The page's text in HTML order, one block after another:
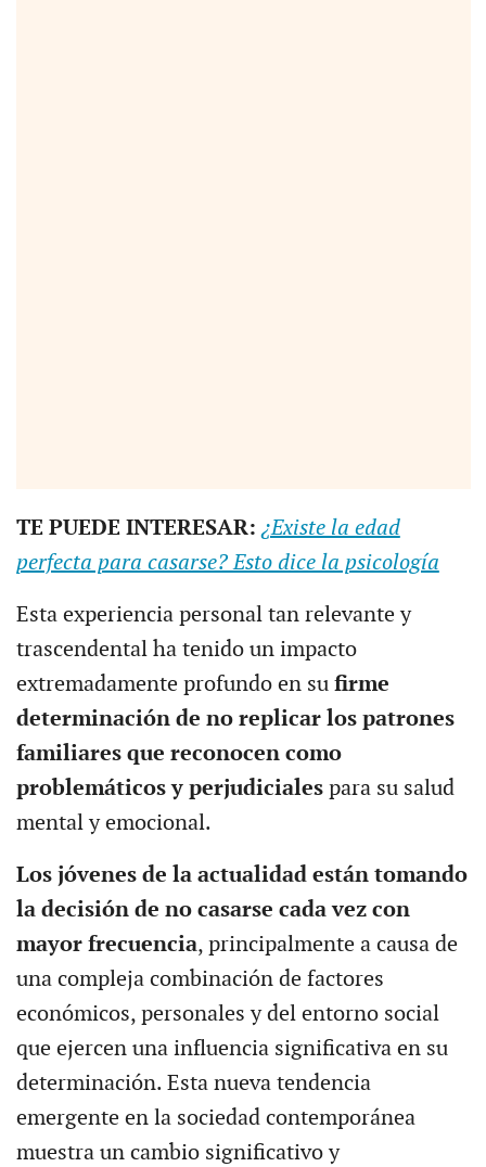
TE PUEDE INTERESAR: ¿Existe la edad
perfecta para casarse? Esto dice la psicología
Esta experiencia personal tan relevante y
trascendental ha tenido un impacto
extremadamente profundo en su firme
determinación de no replicar los patrones
familiares que reconocen como
problemáticos y perjudicialespara su salud
mental y emocional.
Los jóvenes de la actualidad están tomando
la decisión de no casarse cada vez con
mayor frecuencia, principalmente a causa de
una compleja combinación de factores
económicos, personales y del entorno social
que ejercen una influencia significativa en su
determinación. Esta nueva tendencia
emergente en la sociedad contemporánea
muestra un cambio significativo y